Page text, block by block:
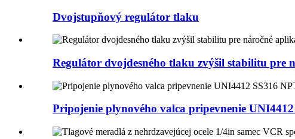
Dvojstupňový regulátor tlaku
Regulátor dvojdesného tlaku zvýšil stabilitu pre
Pripojenie plynového valca pripevnenie